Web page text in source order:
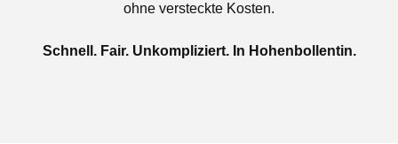
ohne versteckte Kosten.
Schnell. Fair. Unkompliziert. In Hohenbollentin.